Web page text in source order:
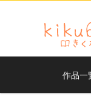
作品一